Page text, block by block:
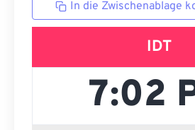
In die Zwischenablage
IDT